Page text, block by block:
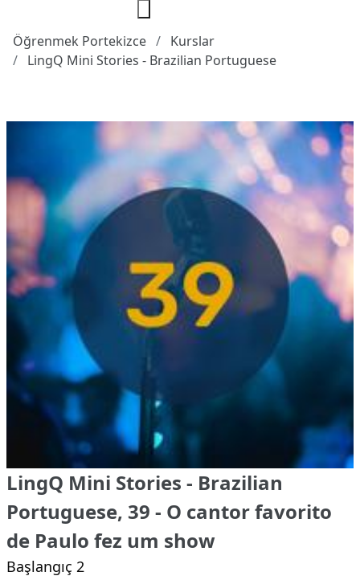
Öğrenmek Portekizce
Kurslar
LingQ Mini Stories - Brazilian Portuguese
LingQ Mini Stories - Brazilian
Portuguese, 39 - O cantor favorito
de Paulo fez um show
Başlangıç 2